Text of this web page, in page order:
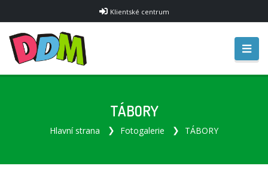
Klientské centrum
TÁBORY
Hlavní strana Fotogalerie TÁBORY